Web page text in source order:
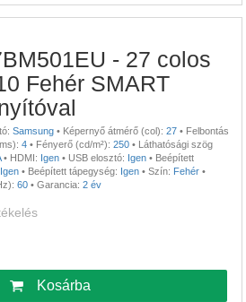
- 27 colos
Fehér SMART
Samsung • Képernyő átmérő (col): 27 • Felbontás
4 • Fényerő (cd/m²): 250 • Láthatósági szög
• HDMI: Igen • USB elosztó: Igen • Beépített
Igen • Beépített tápegység: Igen • Szín: Fehér •
60 • Garancia: 2 év
Kosárba